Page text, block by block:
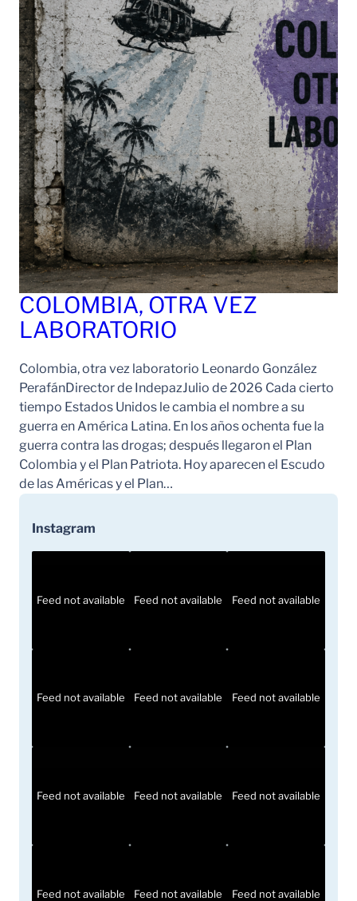
COLOMBIA, OTRA VEZ
LABORATORIO
Colombia, otra vez laboratorio Leonardo González
PerafánDirector de IndepazJulio de 2026 Cada cierto
tiempo Estados Unidos le cambia el nombre a su
guerra en América Latina. En los años ochenta fue la
guerra contra las drogas; después llegaron el Plan
Colombia y el Plan Patriota. Hoy aparecen el Escudo
de las Américas y el Plan…
Instagram
Feed not available Feed not available Feed not available
Feed not available Feed not available Feed not available
Feed not available Feed not available Feed not available
Feed not available Feed not available Feed not available